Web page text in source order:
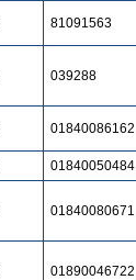
81091563
039288
01840086162
01840050484
01840080671
01890046722